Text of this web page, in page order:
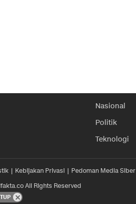
Nasional
Politik
Teknologi
Kebijakan Privasi
Pedoman Media Siber
All Rights Reserved